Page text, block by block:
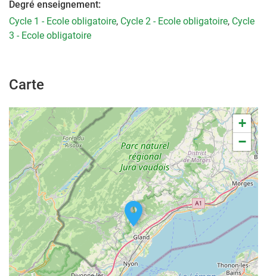
Degré enseignement:
Cycle 1 - Ecole obligatoire, Cycle 2 - Ecole obligatoire, Cycle
3 - Ecole obligatoire
Carte
+
−